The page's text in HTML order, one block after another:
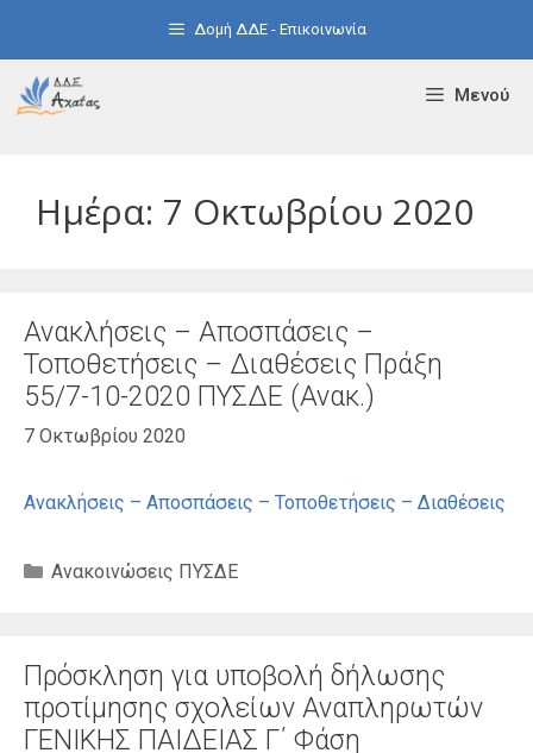
Δομή ΔΔΕ - Επικοινωνία
Μενού
Ημέρα: 7 Οκτωβρίου 2020
Ανακλήσεις – Αποσπάσεις –
Τοποθετήσεις – Διαθέσεις Πράξη
55/7-10-2020 ΠΥΣΔΕ (Ανακ.)
7 Οκτωβρίου 2020
Ανακλήσεις – Αποσπάσεις – Τοποθετήσεις – Διαθέσεις
Κατηγορίες
Ανακοινώσεις ΠΥΣΔΕ
Πρόσκληση για υποβολή δήλωσης
προτίμησης σχολείων Αναπληρωτών
ΓΕΝΙΚΗΣ ΠΑΙΔΕΙΑΣ Γ΄ Φάση